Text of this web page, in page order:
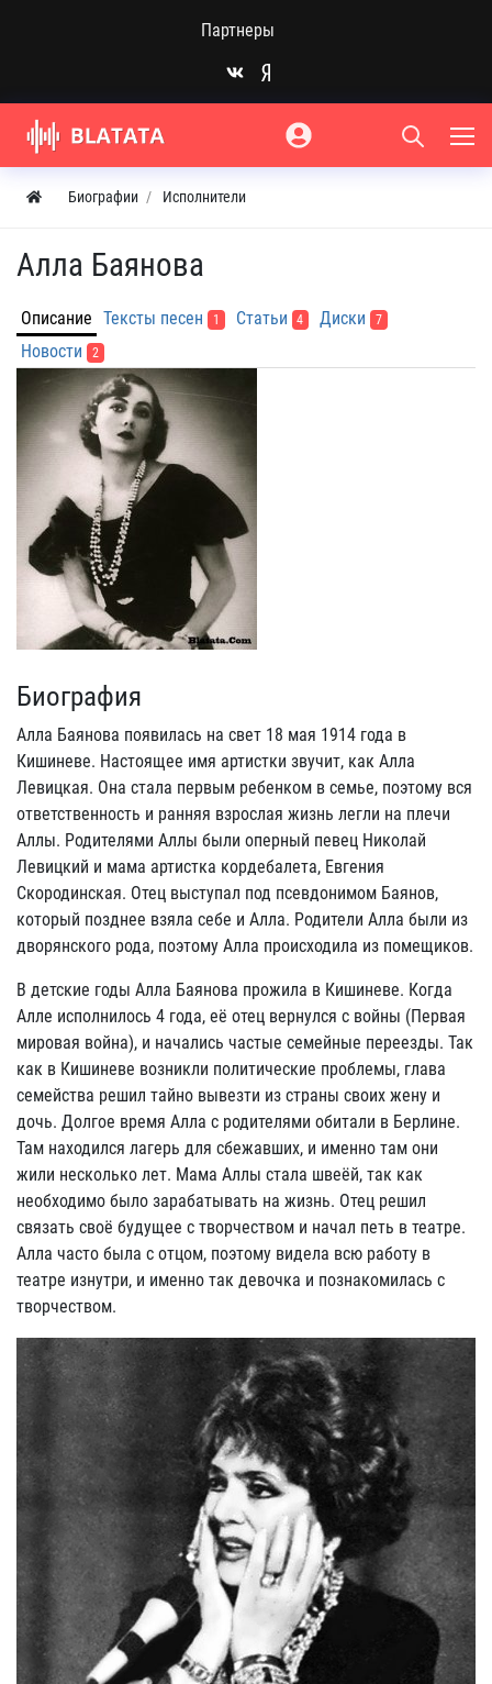
Партнеры
Биографии Исполнители
Алла Баянова
Описание Тексты песен 1 Статьи 4 Диски 7
Новости 2
Биография
Алла Баянова появилась на свет 18 мая 1914 года в
Кишиневе. Настоящее имя артистки звучит, как Алла
Левицкая. Она стала первым ребенком в семье, поэтому вся
ответственность и ранняя взрослая жизнь легли на плечи
Аллы. Родителями Аллы были оперный певец Николай
Левицкий и мама артистка кордебалета, Евгения
Скородинская. Отец выступал под псевдонимом Баянов,
который позднее взяла себе и Алла. Родители Алла были из
дворянского рода, поэтому Алла происходила из помещиков.
В детские годы Алла Баянова прожила в Кишиневе. Когда
Алле исполнилось 4 года, её отец вернулся с войны (Первая
мировая война), и начались частые семейные переезды. Так
как в Кишиневе возникли политические проблемы, глава
семейства решил тайно вывезти из страны своих жену и
дочь. Долгое время Алла с родителями обитали в Берлине.
Там находился лагерь для сбежавших, и именно там они
жили несколько лет. Мама Аллы стала швеёй, так как
необходимо было зарабатывать на жизнь. Отец решил
связать своё будущее с творчеством и начал петь в театре.
Алла часто была с отцом, поэтому видела всю работу в
театре изнутри, и именно так девочка и познакомилась с
творчеством.